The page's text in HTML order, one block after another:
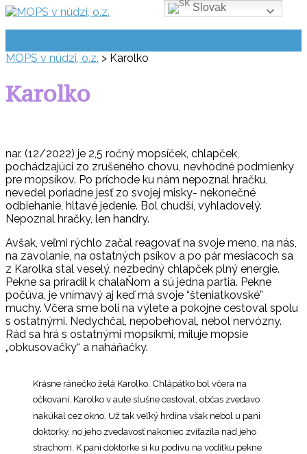
Prejsť
MOPS v núdzi, o.z. > Karolko
Karolko
nar. (12/2022) je 2,5 ročný mopsíček, chlapček,
pochádzajúci zo zrušeného chovu, nevhodné podmienky
pre mopsíkov. Po príchode ku nám nepoznal hračku,
nevedel poriadne jesť zo svojej misky- nekonečné
odbiehanie, hltavé jedenie. Bol chudší, vyhladovelý.
Nepoznal hračky, len handry.
Avšak, veľmi rýchlo začal reagovať na svoje meno, na nás,
na zavolanie, na ostatných psíkov a po pár mesiacoch sa
z Karolka stal veselý, nezbedný chlapček plný energie.
Pekne sa priradil k chalaŇom a sú jedna partia. Pekne
počúva, je vnímavý aj keď má svoje “šteniatkovské”
muchy. Včera sme boli na výlete a pokojne cestoval spolu
s ostatnými. Nedychčal, nepobehoval, nebol nervózny.
Rád sa hrá s ostatnými mopsíkmi, miluje mopsie
„obkusovačky“ a naháňačky.
Krásne ránečko želá Karolko. Chlápätko bol včera na
očkovaní. Karolko v aute slušne cestoval, občas zvedavo
nakúkal cez okno. Už tak veľký hrdina však nebol u pani
doktorky, no jeho zvedavosť nakoniec zvíťazila nad jeho
strachom. K pani doktorke si ku podivu na vodítku pekne
Slovak